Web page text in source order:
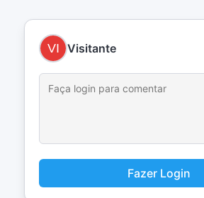
Visitante
Fazer Login